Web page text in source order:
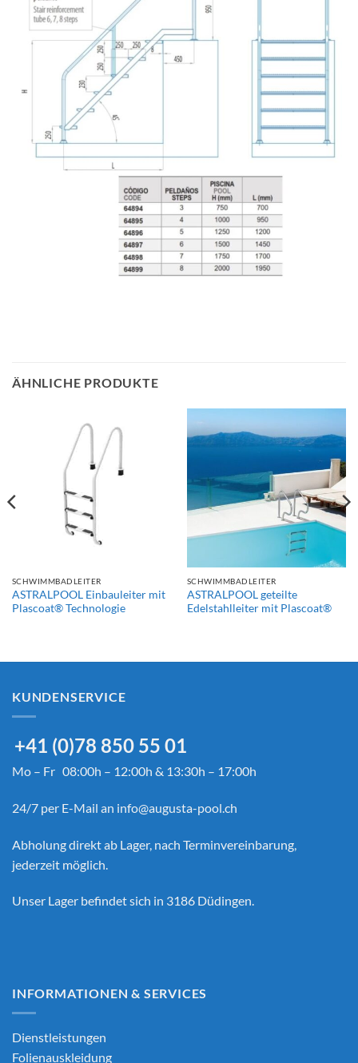
ÄHNLICHE PRODUKTE
SCHWIMMBADLEITER
ASTRALPOOL Einbauleiter mit
Plascoat® Technologie
SCHWIMMBADLEITER
ASTRALPOOL geteilte
Edelstahlleiter mit Plascoat®
KUNDENSERVICE
+41 (0)78 850 55 01
Mo – Fr 08:00h – 12:00h & 13:30h – 17:00h
24/7 per E-Mail an info@augusta-pool.ch
Abholung direkt ab Lager, nach Terminvereinbarung,
jederzeit möglich.
Unser Lager befindet sich in 3186 Düdingen.
INFORMATIONEN & SERVICES
Dienstleistungen
Folienauskleidung